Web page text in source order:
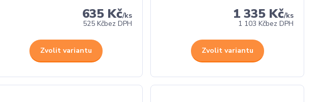
635 Kč/ks
525 Kčbez DPH
Zvolit variantu
1 335 Kč/ks
1 103 Kčbez DPH
Zvolit variantu